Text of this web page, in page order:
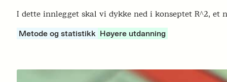
I dette innlegget skal vi dykke ned i konseptet R^2, et
Metode og statistikk Høyere utdanning